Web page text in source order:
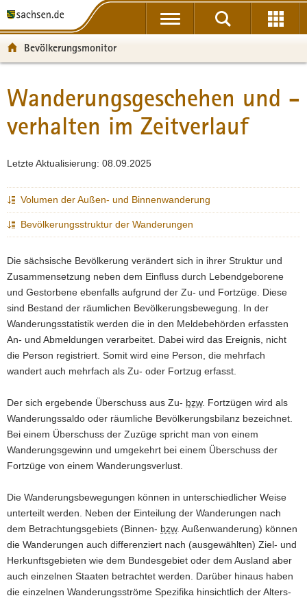
t
ü
e
g
e
i
f
n
d
e
N
a
v
i
g
t
i
o
n
t
n
v
g
t
i
o
p
n
a
t
t
-
e
e
c
h
Bevölkerungsmonitor
Hauptinhalt
Wanderungsgeschehen und -
verhalten im Zeitverlauf
Letzte Aktualisierung: 08.09.2025
Volumen der Außen- und Binnenwanderung
Bevölkerungsstruktur der Wanderungen
Die sächsische Bevölkerung verändert sich in ihrer Struktur und
Zusammensetzung neben dem Einfluss durch Lebendgeborene
und Gestorbene ebenfalls aufgrund der Zu- und Fortzüge. Diese
sind Bestand der räumlichen Bevölkerungsbewegung. In der
Wanderungsstatistik werden die in den Meldebehörden erfassten
An- und Abmeldungen verarbeitet. Dabei wird das Ereignis, nicht
die Person registriert. Somit wird eine Person, die mehrfach
wandert auch mehrfach als Zu- oder Fortzug erfasst.
Der sich ergebende Überschuss aus Zu- bzw. Fortzügen wird als
Wanderungssaldo oder räumliche Bevölkerungsbilanz bezeichnet.
Bei einem Überschuss der Zuzüge spricht man von einem
Wanderungsgewinn und umgekehrt bei einem Überschuss der
Fortzüge von einem Wanderungsverlust.
Die Wanderungsbewegungen können in unterschiedlicher Weise
unterteilt werden. Neben der Einteilung der Wanderungen nach
dem Betrachtungsgebiets (Binnen- bzw. Außenwanderung) können
die Wanderungen auch differenziert nach (ausgewählten) Ziel- und
Herkunftsgebieten wie dem Bundesgebiet oder dem Ausland aber
auch einzelnen Staaten betrachtet werden. Darüber hinaus haben
die einzelnen Wanderungsströme Spezifika hinsichtlich der Alters-